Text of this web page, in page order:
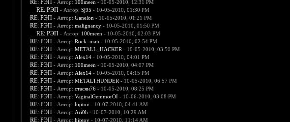
RE: РЭП - Автор: 100meen - 10-05-2010, 12:31 PM
RE: РЭП - Автор: Sj95 - 10-05-2010, 01:30 PM
RE: РЭП - Автор: Ganelon - 10-05-2010, 01:21 PM
RE: РЭП - Автор: malignancy- 10-05-2010, 01:50 PM
RE: РЭП - Автор: 100meen - 10-05-2010, 02:03 PM
RE: РЭП - Автор: Rock_man - 10-05-2010, 02:54 PM
RE: РЭП - Автор: METALL_HACKER - 10-05-2010, 03:50 PM
RE: РЭП - Автор: Alex14- 10-05-2010, 04:01 PM
RE: РЭП - Автор: 100meen - 10-05-2010, 04:07 PM
RE: РЭП - Автор: Alex14- 10-05-2010, 04:15 PM
RE: РЭП - Автор: METALTHUNDER - 10-05-2010, 06:57 PM
RE: РЭП - Автор: стасян76- 10-05-2010, 08:25 PM
RE: РЭП - Автор: VaginalGemmorOI- 10-06-2010, 03:08 PM
RE: РЭП - Автор: hiptov- 10-07-2010, 04:41 AM
RE: РЭП - Автор: Ari0h - 10-07-2010, 10:29 AM
RE: РЭП - Автор: hiptov- 10-07-2010, 11:14 AM